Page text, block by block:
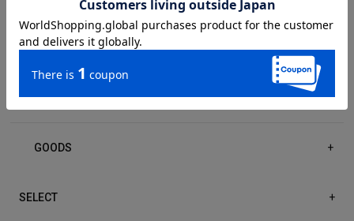
DRESS/ONE-PIECE
ACCESSORIES +
GOODS +
SELECT +